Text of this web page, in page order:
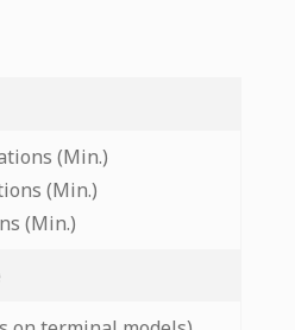
(Min.)
(Min.)
(Min.)